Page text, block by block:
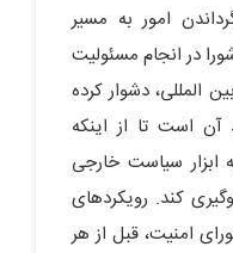
امور به مسیر
در انجام مسئولیت
المللی، دشوار کرده
آن است تا از اینکه
‌ابزار سیاست خارجی
کند. رویکردهای
امنیت، قبل از هر